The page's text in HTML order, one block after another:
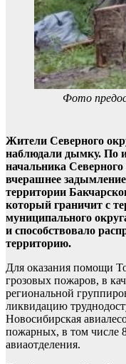
Фото
Жители Северного
наблюдали дымку. По
начальника
вчерашнее
территории
который граничит с
муниципального
и способствовало
территорию.
Для оказания помощи
грозовых пожаров, в
региональной
ликвидацию
Новосибирская
пожарных, в том числе
авиаотделения.